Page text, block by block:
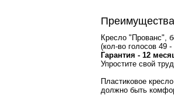
Преимущества
Кресло "Прованс",
(кол-во голосов 49 -
Гарантия - 12
Упростите свой
Пластиковое
должно быть